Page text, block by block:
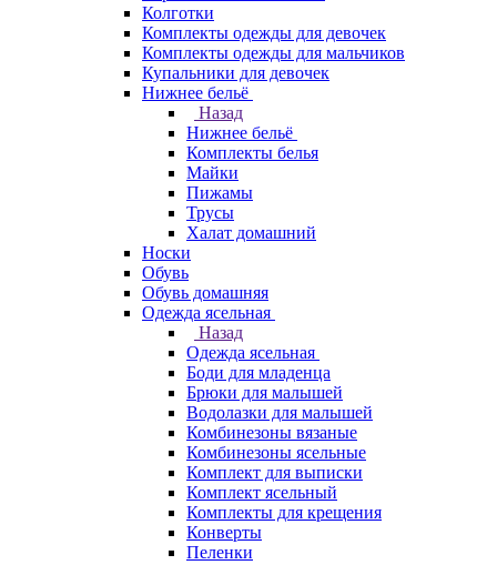
Колготки
Комплекты одежды для девочек
Комплекты одежды для мальчиков
Купальники для девочек
Нижнее бельё
Назад
Нижнее бельё
Комплекты белья
Майки
Пижамы
Трусы
Халат домашний
Носки
Обувь
Обувь домашняя
Одежда ясельная
Назад
Одежда ясельная
Боди для младенца
Брюки для малышей
Водолазки для малышей
Комбинезоны вязаные
Комбинезоны ясельные
Комплект для выписки
Комплект ясельный
Комплекты для крещения
Конверты
Пеленки